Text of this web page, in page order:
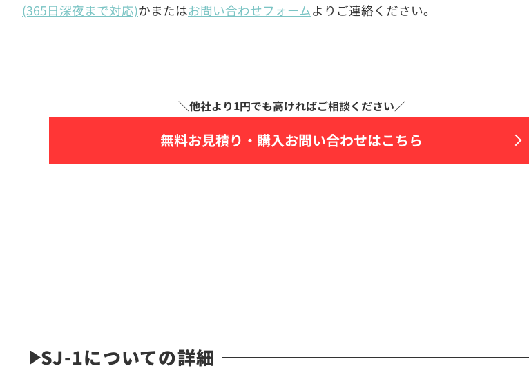
(365日深夜まで対応)かまたはお問い合わせフォームよりご連絡ください。
無料お見積り・ 購入お問い合わせはこちら
SJ-1についての詳細